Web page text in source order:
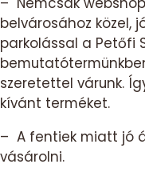
belvárosához közel,
parkolással a Petőfi
szeretettel várunk.
kívánt terméket.
– A fentiek miatt jó
vásárolni.